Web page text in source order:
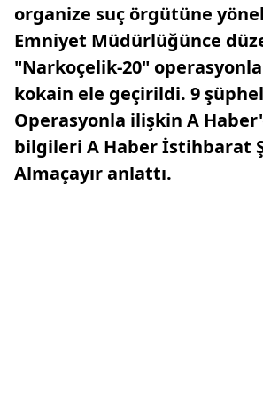
organize suç örgütüne
Emniyet Müdürlüğünce
"Narkoçelik-20"
kokain ele geçirildi. 9
Operasyonla ilişkin A
bilgileri A Haber İstihbarat
Almaçayır anlattı.